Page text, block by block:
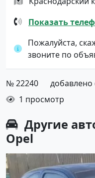
Показать
Пожалуйста,
звоните по
№ 22240
добавлено
1 просмотр
Другие
Opel